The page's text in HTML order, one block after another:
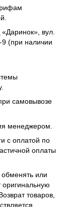
вул.
9 (при наличии
самовывозе
менеджером.
с оплатой по
оплаты
или
оригинальную
товаров,